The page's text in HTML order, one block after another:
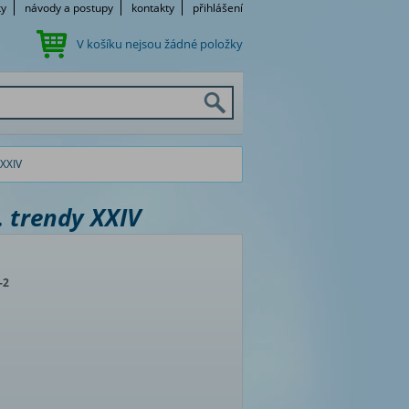
návody a postupy kontakty přihlášení
V košíku nejsou žádné položky
XXIV
2